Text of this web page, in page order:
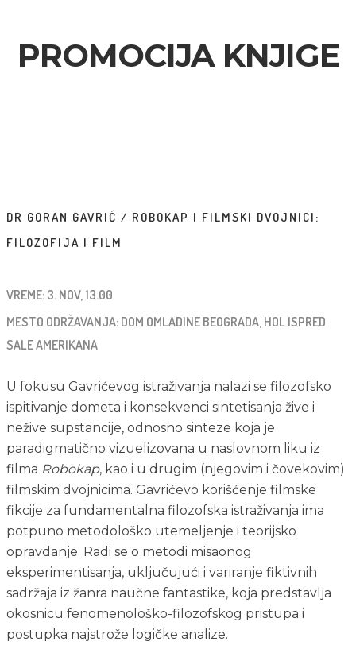
PROMOCIJA KNJIGE
DR GORAN GAVRIĆ / ROBOKAP I FILMSKI DVOJNICI:
FILOZOFIJA I FILM
VREME: 3. NOV, 13.00
MESTO ODRŽAVANJA: DOM OMLADINE BEOGRADA, HOL ISPRED
SALE AMERIKANA
U fokusu Gavrićevog istraživanja nalazi se filozofsko
ispitivanje dometa i konsekvenci sintetisanja žive i
nežive supstancije, odnosno sinteze koja je
paradigmatično vizuelizovana u naslovnom liku iz
filma Robokap, kao i u drugim (njegovim i čovekovim)
filmskim dvojnicima. Gavrićevo korišćenje filmske
fikcije za fundamentalna filozofska istraživanja ima
potpuno metodološko utemeljenje i teorijsko
opravdanje. Radi se o metodi misaonog
eksperimentisanja, uključujući i variranje fiktivnih
sadržaja iz žanra naučne fantastike, koja predstavlja
okosnicu fenomenološko-filozofskog pristupa i
postupka najstrože logičke analize.